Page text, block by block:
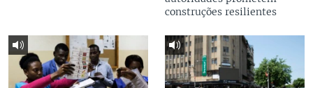
construções resilientes